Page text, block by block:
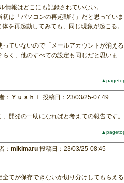
情報はどこにも記録されていない。
は「パソコンの再起動時」だと思っていま
を再起動してみても、同じ現象が起こる。
ていないので「メールアカウントが消える
く、他のすべての設定も同じだと思いま
： Ｙｕｓｈｉ 投稿日：23/03/25-07:49
開発の一助になればと考えての報告です。
： mikimaru 投稿日：23/03/25-08:45
てが保存できないか切り分けしてもらえる